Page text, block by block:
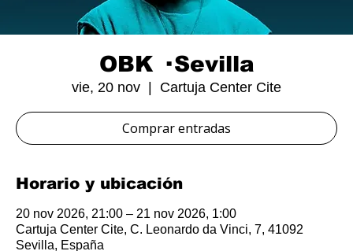
OBK · Sevilla
vie, 20 nov Cartuja Center Cite
Comprar entradas
Horario y ubicación
20 nov 2026, 21:00 – 21 nov 2026, 1:00
Cartuja Center Cite, C. Leonardo da Vinci, 7, 41092
Sevilla, España